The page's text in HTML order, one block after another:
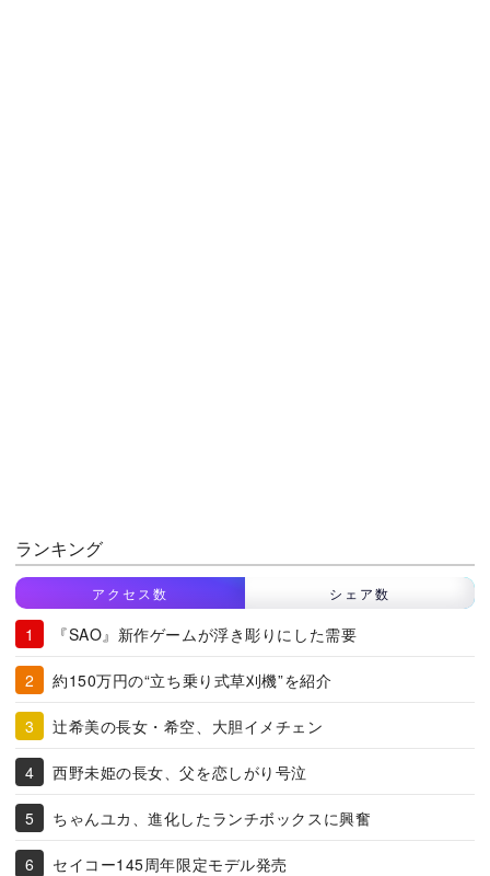
ランキング
アクセス数 シェア数
『SAO』新作ゲームが浮き彫りにした需要
約150万円の“立ち乗り式草刈機”を紹介
辻希美の長女・希空、大胆イメチェン
西野未姫の長女、父を恋しがり号泣
ちゃんユカ、進化したランチボックスに興奮
セイコー145周年限定モデル発売